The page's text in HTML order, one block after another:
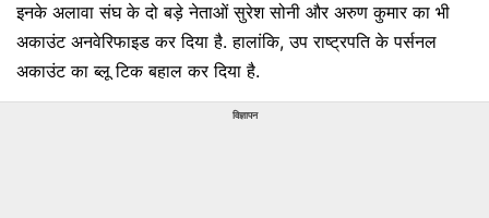
इनके अलावा संघ के दो बड़े नेताओं सुरेश सोनी और अरुण कुमार का भी
अकाउंट अनवेरिफाइड कर दिया है. हालांकि, उप राष्ट्रपति के पर्सनल
अकाउंट का ब्लू टिक बहाल कर दिया है.
विज्ञापन